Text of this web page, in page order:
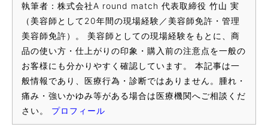
執筆者：株式会社A round match 代表取締役 竹山 実
（美容師として20年間の現場経験／美容師免許・管理
美容師免許）。 美容師としての現場経験をもとに、商
品の使い方・仕上がりの印象・購入前の注意点を一般の
お客様にも分かりやすく確認しています。 本記事は一
般情報であり、医療行為・診断ではありません。腫れ・
痛み・強いかゆみ等がある場合は医療機関へご相談くだ
さい。 プロフィール